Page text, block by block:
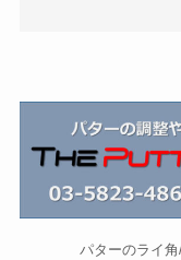
パターのライ